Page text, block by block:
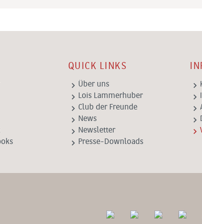
QUICK LINKS
keyboard_arrow_right Über uns
keyboard_arrow_right Lois Lammerhuber
keyboard_arrow_right Club der Freunde
keyboard_arrow_right News
keyboard_arrow_right Newsletter
keyboard_arrow_right Presse-Downloads
keyboard_arrow_right
keyboard_arrow_right
keyboard_arrow_right
keyboard_arrow_right
keyboard_arrow_right